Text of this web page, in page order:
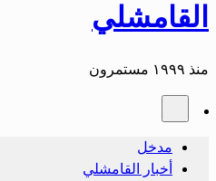
القامشلي
منذ ١٩٩٩ مستمرون
مدخل
أخبار القامشلي